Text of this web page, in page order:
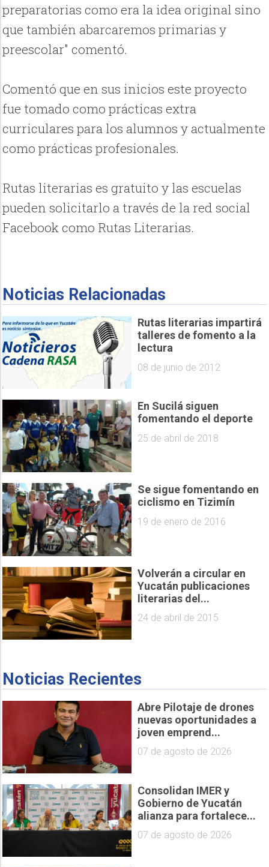
preparatorias como era la idea original sino
que también abarcaremos primarias y
preescolar" comentó.
Comentó que en sus inicios este proyecto
fue tomado como prácticas extra
curriculares para los alumnos y actualmente
como prácticas profesionales.
Rutas literarias es gratuito y las escuelas
pueden solicitarlo a través de la red social
Facebook como Rutas Literarias.
Noticias Relacionadas
Rutas literarias impartirá
talleres de fomento a la
lectura
08 de junio de 2012
En Sucilá siguen
fomentando el deporte
25 de abril de 2018
Se sigue fomentando en
ciclismo en Tizimín
19 de enero de 2016
Volverán a circular en
Yucatán publicaciones
literarias del...
24 de abril de 2015
Noticias Recientes
Abre Pilotaje de drones
nuevas oportunidades a
joven emprend...
07 de agosto de 2026
Consolidan IMER y
Gobierno de Yucatán
alianza para fortalece...
07 de agosto de 2026